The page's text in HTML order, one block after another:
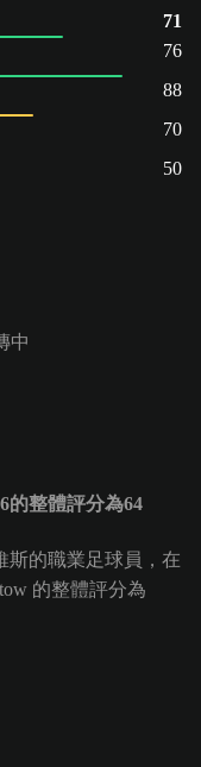
71
76
88
70
50
中
的整體評分為64
斯的職業足球員，在
的整體評分為